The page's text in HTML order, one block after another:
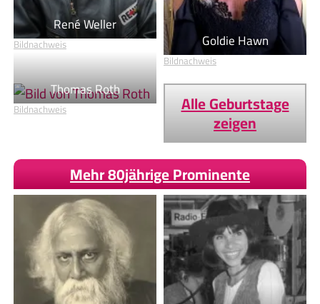
René Weller
Bildnachweis Goldie Hawn
Bildnachweis
Thomas Roth
Bildnachweis Alle Geburtstage
zeigen
Mehr 80jährige Prominente